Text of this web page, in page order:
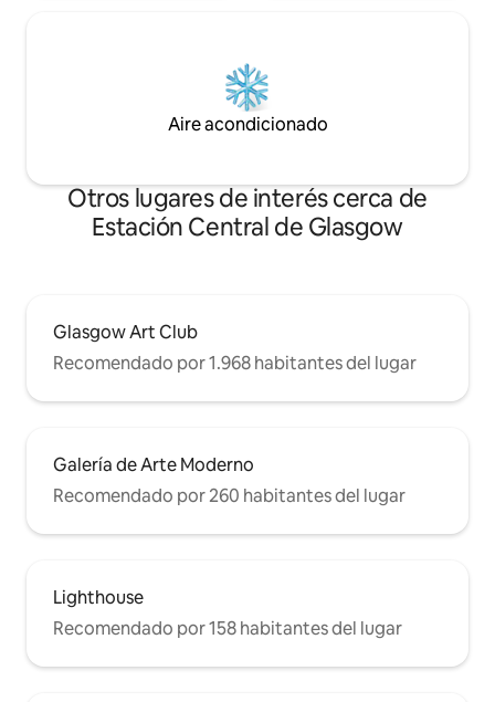
Aire acondicionado
Otros lugares de interés cerca de
Estación Central de Glasgow
Glasgow Art Club
Recomendado por 1.968 habitantes del lugar
Galería de Arte Moderno
Recomendado por 260 habitantes del lugar
Lighthouse
Recomendado por 158 habitantes del lugar